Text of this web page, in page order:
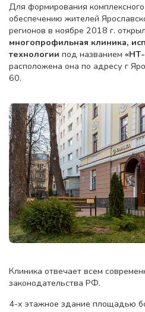
Для формирования
обеспечению жителей
регионов в ноябре 2018 г.
многопрофильная клиника,
технологии под названием
расположена она по адресу г
60.
Клиника отвечает всем
законодательства РФ.
4-х этажное здание площадью